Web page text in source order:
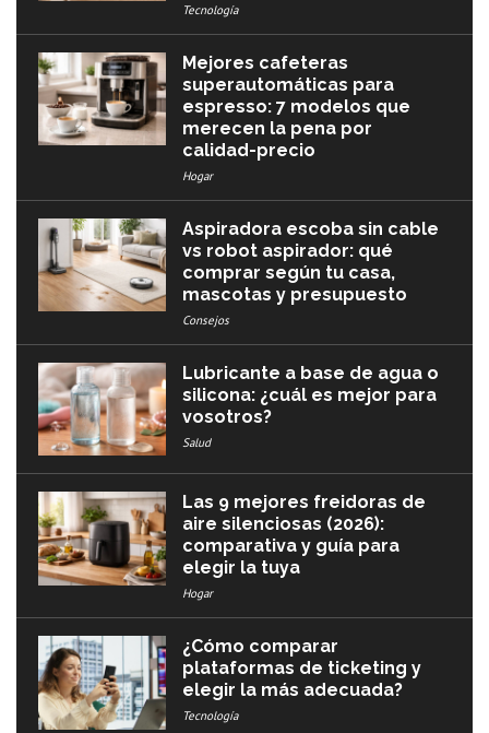
Tecnología
Mejores cafeteras
superautomáticas para
espresso: 7 modelos que
merecen la pena por
calidad-precio
Hogar
Aspiradora escoba sin cable
vs robot aspirador: qué
comprar según tu casa,
mascotas y presupuesto
Consejos
Lubricante a base de agua o
silicona: ¿cuál es mejor para
vosotros?
Salud
Las 9 mejores freidoras de
aire silenciosas (2026):
comparativa y guía para
elegir la tuya
Hogar
¿Cómo comparar
plataformas de ticketing y
elegir la más adecuada?
Tecnología